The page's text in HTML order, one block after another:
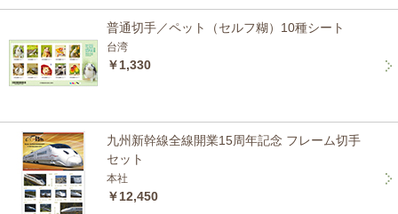
普通切手／ペット（セルフ糊）10種シート
台湾
￥1,330
九州新幹線全線開業15周年記念 フレーム切手
セット
本社
￥12,450